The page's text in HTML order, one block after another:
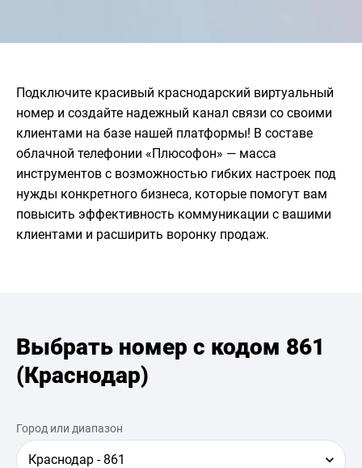
Подключите красивый краснодарский виртуальный
номер и создайте надежный канал связи со своими
клиентами на базе нашей платформы! В составе
облачной телефонии «Плюсофон» — масса
инструментов с возможностью гибких настроек под
нужды конкретного бизнеса, которые помогут вам
повысить эффективность коммуникации с вашими
клиентами и расширить воронку продаж.
Выбрать номер с кодом 861
(Краснодар)
Город или диапазон
Краснодар - 861